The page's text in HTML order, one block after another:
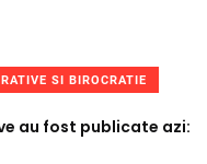
SI BIROCRATIE
au fost publicate azi: